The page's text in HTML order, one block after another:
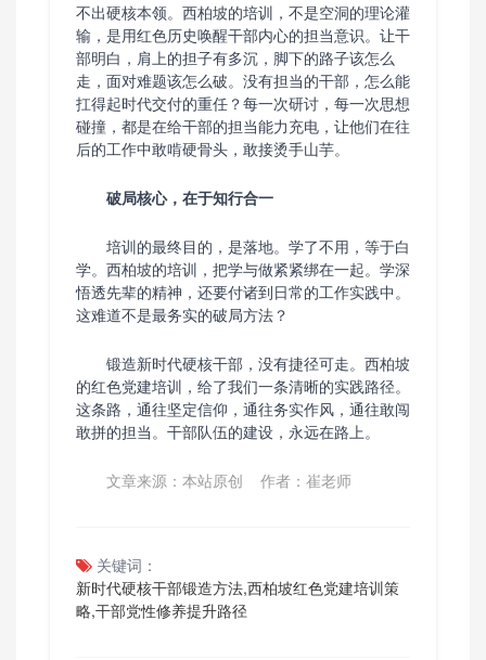
不出硬核本领。西柏坡的培训，不是空洞的理论灌
输，是用红色历史唤醒干部内心的担当意识。让干
部明白，肩上的担子有多沉，脚下的路子该怎么
走，面对难题该怎么破。没有担当的干部，怎么能
扛得起时代交付的重任？每一次研讨，每一次思想
碰撞，都是在给干部的担当能力充电，让他们在往
后的工作中敢啃硬骨头，敢接烫手山芋。
破局核心，在于知行合一
培训的最终目的，是落地。学了不用，等于白
学。西柏坡的培训，把学与做紧紧绑在一起。学深
悟透先辈的精神，还要付诸到日常的工作实践中。
这难道不是最务实的破局方法？
锻造新时代硬核干部，没有捷径可走。西柏坡
的红色党建培训，给了我们一条清晰的实践路径。
这条路，通往坚定信仰，通往务实作风，通往敢闯
敢拼的担当。干部队伍的建设，永远在路上。
文章来源：本站原创 作者：崔老师
关键词：
新时代硬核干部锻造方法,西柏坡红色党建培训策
略,干部党性修养提升路径